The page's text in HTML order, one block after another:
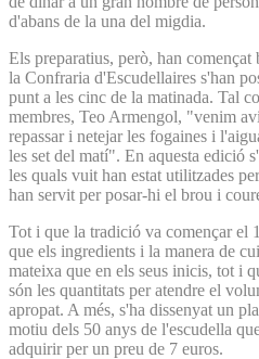
d'abans de la una del migdia.
Els preparatius, però, han començat
la Confraria d'Escudellaires s'han
punt a les cinc de la matinada. Tal
membres, Teo Armengol, "venim
repassar i netejar les fogaines i
les set del matí". En aquesta edició
les quals vuit han estat utilitzades
han servit per posar-hi el brou i
Tot i que la tradició va començar el
que els ingredients i la manera de
mateixa que en els seus inicis, tot i
són les quantitats per atendre el
apropat. A més, s'ha dissenyat un
motiu dels 50 anys de l'escudella
adquirir per un preu de 7 euros.